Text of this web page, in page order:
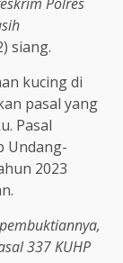
siang.
kucing di
pasal yang
Pasal
Undang-
2023
337 KUHP